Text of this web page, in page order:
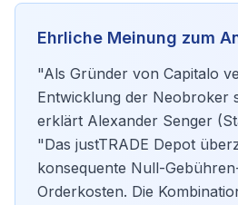
Ehrliche Meinung zum
"Als Gründer von Capitalo
Entwicklung der Neobroker
erklärt Alexander Senger
"Das justTRADE Depot
konsequente Null-
Orderkosten. Die